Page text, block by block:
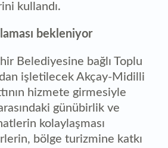
kullandı.
bekleniyor
Belediyesine bağlı Toplu
işletilecek Akçay-Midilli
hizmete girmesiyle
günübirlik ve
kolaylaşması
bölge turizmine katkı